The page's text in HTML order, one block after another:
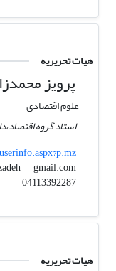
هیات تحریریه
پرویز
علوم اقتصادی
استاد گروه
pmpmohamadzadeh
gmail.com
04113392287
هیات تحریریه